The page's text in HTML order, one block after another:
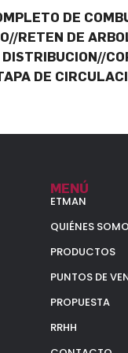
DE
RETEN DE
DE
MENÚ
ETMAN
QUIÉNES
PRODUCTOS
PUNTOS DE
PROPUESTA
RRHH